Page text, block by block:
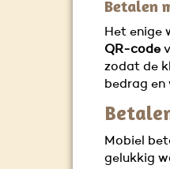
Betalen
Het enige
QR-code
zodat de
bedrag en
Mobiel
gelukkig